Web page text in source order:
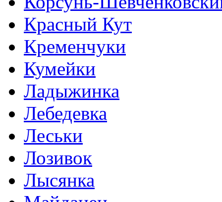
Красный Кут
Кременчуки
Кумейки
Ладыжинка
Лебедевка
Леськи
Лозивок
Лысянка